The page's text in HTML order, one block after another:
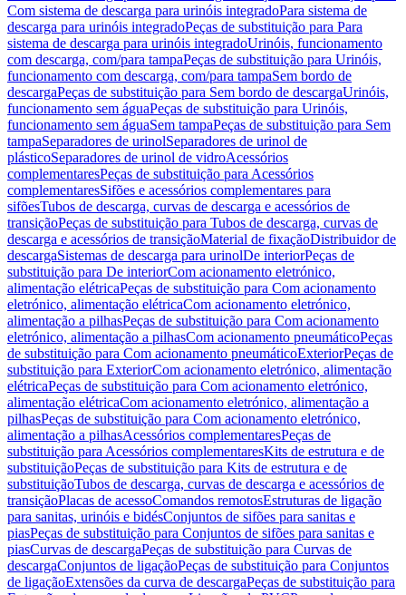
Com sistema de descarga para urinóis integradoPara sistema de
descarga para urinóis integradoPeças de substituição para Para
sistema de descarga para urinóis integradoUrinóis, funcionamento
com descarga, com/para tampaPeças de substituição para Urinóis,
funcionamento com descarga, com/para tampaSem bordo de
descargaPeças de substituição para Sem bordo de descargaUrinóis,
funcionamento sem águaPeças de substituição para Urinóis,
funcionamento sem águaSem tampaPeças de substituição para Sem
tampaSeparadores de urinolSeparadores de urinol de
plásticoSeparadores de urinol de vidroAcessórios
complementaresPeças de substituição para Acessórios
complementaresSifões e acessórios complementares para
sifõesTubos de descarga, curvas de descarga e acessórios de
transiçãoPeças de substituição para Tubos de descarga, curvas de
descarga e acessórios de transiçãoMaterial de fixaçãoDistribuidor de
descargaSistemas de descarga para urinolDe interiorPeças de
substituição para De interiorCom acionamento eletrónico,
alimentação elétricaPeças de substituição para Com acionamento
eletrónico, alimentação elétricaCom acionamento eletrónico,
alimentação a pilhasPeças de substituição para Com acionamento
eletrónico, alimentação a pilhasCom acionamento pneumáticoPeças
de substituição para Com acionamento pneumáticoExteriorPeças de
substituição para ExteriorCom acionamento eletrónico, alimentação
elétricaPeças de substituição para Com acionamento eletrónico,
alimentação elétricaCom acionamento eletrónico, alimentação a
pilhasPeças de substituição para Com acionamento eletrónico,
alimentação a pilhasAcessórios complementaresPeças de
substituição para Acessórios complementaresKits de estrutura e de
substituiçãoPeças de substituição para Kits de estrutura e de
substituiçãoTubos de descarga, curvas de descarga e acessórios de
transiçãoPlacas de acessoComandos remotosEstruturas de ligação
para sanitas, urinóis e bidésConjuntos de sifões para sanitas e
piasPeças de substituição para Conjuntos de sifões para sanitas e
piasCurvas de descargaPeças de substituição para Curvas de
descargaConjuntos de ligaçãoPeças de substituição para Conjuntos
de ligaçãoExtensões da curva de descargaPeças de substituição para